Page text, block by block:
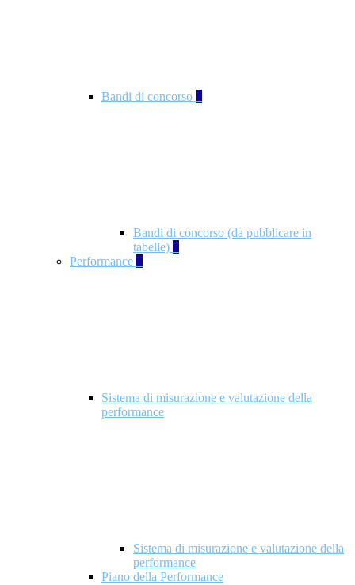
Bandi di concorso 2
Bandi di concorso (da pubblicare in
tabelle) 2
Performance 5
Sistema di misurazione e valutazione della
performance
Sistema di misurazione e valutazione della
performance
Piano della Performance